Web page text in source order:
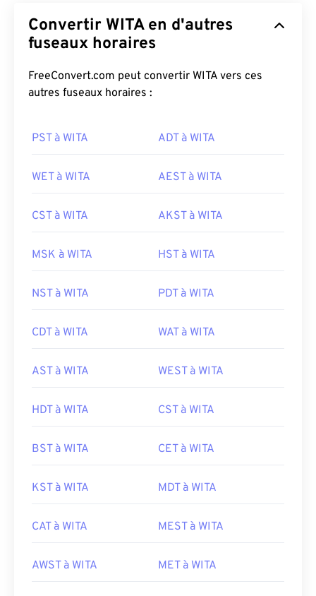
Convertir WITA en d'autres
fuseaux horaires
FreeConvert.com peut convertir WITA vers ces
autres fuseaux horaires :
PST à WITA ADT à WITA
WET à WITA AEST à WITA
CST à WITA AKST à WITA
MSK à WITA HST à WITA
NST à WITA PDT à WITA
CDT à WITA WAT à WITA
AST à WITA WEST à WITA
HDT à WITA CST à WITA
BST à WITA CET à WITA
KST à WITA MDT à WITA
CAT à WITA MEST à WITA
AWST à WITA MET à WITA